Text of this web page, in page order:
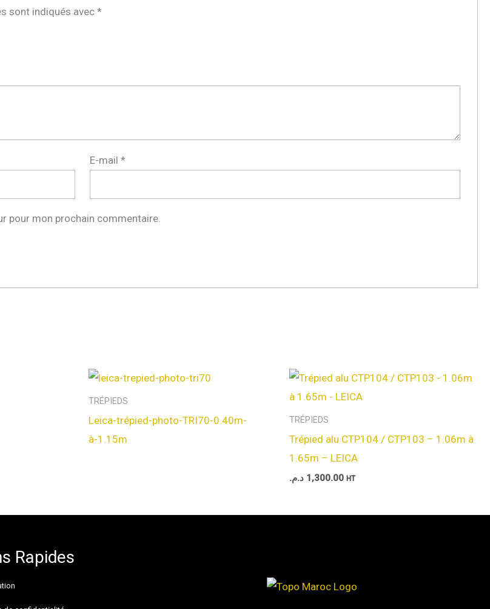
sont indiqués avec*
E-mail*
pour mon prochain commentaire.
TRÉPIEDS
Leica-trépied-photo-TRI70-0.40m-
à-1.15m
TRÉPIEDS
Trépied alu CTP104 / CTP103 – 1.06m à
1.65m – LEICA
1,300.00 د.م. HT
Rapides